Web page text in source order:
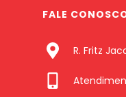
FALE
R. Fritz